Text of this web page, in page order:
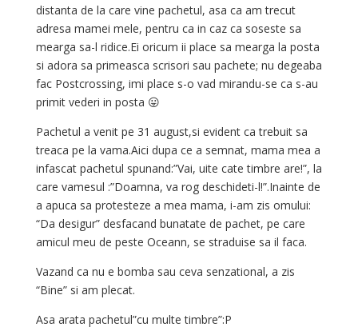
distanta de la care vine pachetul, asa ca am trecut
adresa mamei mele, pentru ca in caz ca soseste sa
mearga sa-l ridice.Ei oricum ii place sa mearga la posta
si adora sa primeasca scrisori sau pachete; nu degeaba
fac Postcrossing, imi place s-o vad mirandu-se ca s-au
primit vederi in posta 😛
Pachetul a venit pe 31 august,si evident ca trebuit sa
treaca pe la vama.Aici dupa ce a semnat, mama mea a
infascat pachetul spunand:”Vai, uite cate timbre are!”, la
care vamesul :”Doamna, va rog deschideti-l!”.Inainte de
a apuca sa protesteze a mea mama, i-am zis omului:
“Da desigur” desfacand bunatate de pachet, pe care
amicul meu de peste Oceann, se straduise sa il faca.
Vazand ca nu e bomba sau ceva senzational, a zis
“Bine” si am plecat.
Asa arata pachetul”cu multe timbre”:P